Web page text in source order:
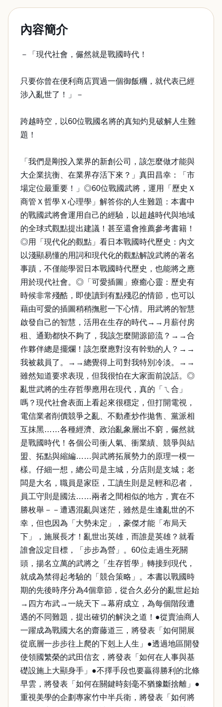
內容簡介
－「現代社會，儼然就是戰國時代！
只要你曾在便利商店買過一個御飯糰，就代表已經
涉入亂世了！」－
跨越時空，以60位戰國名將的真知灼見破解人生難
題！
「我們是剛投入業界的新創公司，該怎麼做才能與
大企業抗衡、在業界存活下來？」真田昌幸：「市
場定位最重要！」◎60位戰國武將，運用「歷史Ｘ
商管Ｘ哲學Ｘ心理學」解答你的人生難題：本書中
的戰國武將會運用自己的經驗，以超越時代與地域
的全球式觀點提出建議！甚至還會推薦參考書籍！
◎用「現代化的觀點」看日本戰國時代歷史：內文
以淺顯易懂的用詞和現代化的觀點解說武將的著名
事蹟，不僅能學習日本戰國時代歷史，也能將之應
用於現代社會。◎「可愛插圖」療癒心靈：歷史有
時候非常殘酷，即使讀到有點殘忍的情節，也可以
藉由可愛的插圖稍稍撫慰一下心情。用武將的智慧
啟發自己的智慧，活用在生存的時代→→月薪付房
租、通勤都快不夠了，我該怎麼開源節流？→→合
作夥伴總是擺爛！該怎麼應對沒有幹勁的人？→→
我被裁員了。→→總覺得上司對我特別冷淡。→→
雖然知道要求表現，但我很怕在大家面前說話。◎
亂世武將的生存哲學應用在現代，真的「ㄟ合」
嗎？現代社會表面上看起來很穩定，但打開電視，
電信業者削價競爭之亂、不動產炒作拋售、黨派相
互抹黑……各種經濟、政治亂象層出不窮，儼然就
是戰國時代！各個公司衝人氣、衝業績、競爭與結
盟、拓點與縮編……與武將拓展勢力的原理一模一
樣。仔細一想，總公司是主城，分店則是支城；老
闆是大名，職員是家臣，工讀生則是足輕和忍者，
員工守則是國法……兩者之間相似的地方，實在不
勝枚舉－－遭遇混亂與迷茫，雖然是生逢亂世的不
幸，但也因為「大勢未定」，豪傑才能「布局天
下」，施展長才！亂世出英雄，而誰是英雄？就看
誰會設定目標，「步步為營」。60位走過生死關
頭，揚名立萬的武將之「生存哲學」轉接到現代，
就成為禁得起考驗的「競合策略」。本書以戰國時
期的先後時序分為4個章節，從合久必分的亂世起始
→四方布武→一統天下→幕府成立，為每個階段遭
遇的不同難題，提出確切的解決之道！●從賣油商人
一躍成為戰國大名的齋藤道三，將發表「如何開展
從底層一步步往上爬的下剋上人生」●透過地區開發
使領國繁榮的武田信玄，將發表「如何在人事與基
礎設施上大顯身手」●不擇手段也要贏得勝利的北條
早雲，將發表「如何在關鍵時刻毫不猶豫斷捨離」●
重視美學的企劃專家竹中半兵衛，將發表「如何將